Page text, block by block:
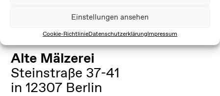
Einstellungen ansehen
Cookie-RichtlinieDatenschutzerklärungImpressum
Alte Mälzerei
Steinstraße 37-41
in 12307 Berlin